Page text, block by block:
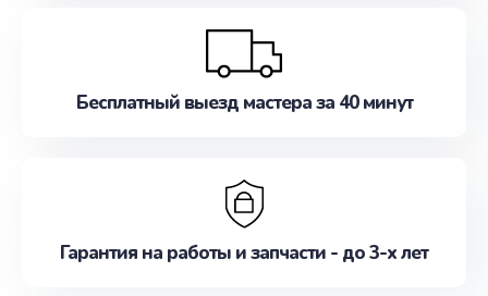
Бесплатный выезд мастера за 40 минут
Гарантия на работы и запчасти - до 3-х лет